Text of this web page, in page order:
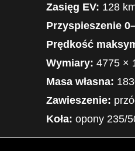
Zasięg EV: 128
Przyspieszenie
Prędkość
Wymiary: 4775 ×
Masa własna:
Zawieszenie:
Koła: opony 235/